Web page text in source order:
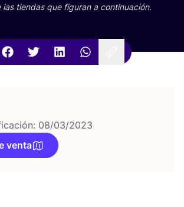
tien­das que figu­ran a continuación.
08/03/2023
venta